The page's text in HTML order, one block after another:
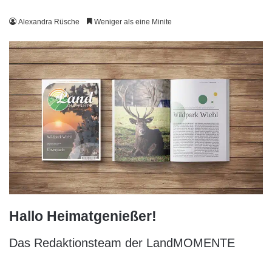
Alexandra Rüsche Weniger als eine Minite
Hallo Heimatgenießer!
Das Redaktionsteam der LandMOMENTE